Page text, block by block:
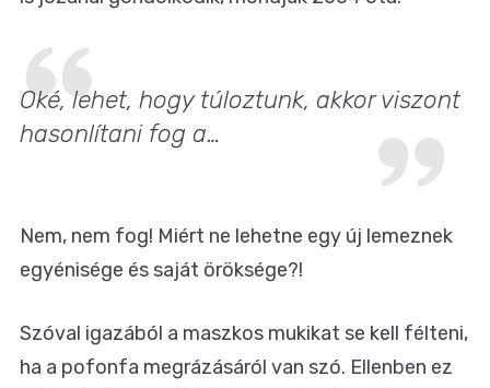
Oké, lehet, hogy túloztunk, akkor viszont
hasonlítani fog a…
Nem, nem fog! Miért ne lehetne egy új lemeznek
egyénisége és saját öröksége?!
Szóval igazából a maszkos mukikat se kell félteni,
ha a pofonfa megrázásáról van szó. Ellenben ez